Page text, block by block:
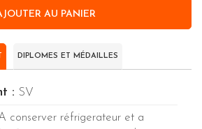
DIPLOMES ET MÉDAILLES
: SV
conserver réfrigerateur et a